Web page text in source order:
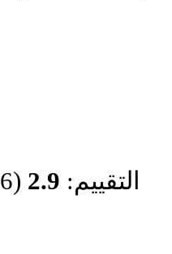
التقييم: 2.9 (1426 مرات التقييم)